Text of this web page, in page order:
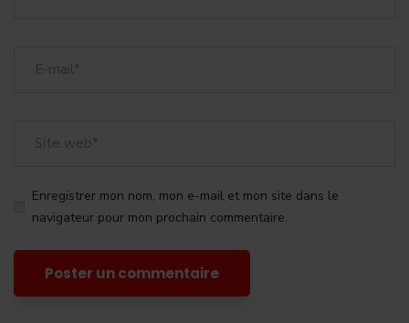
Enregistrer mon nom, mon e-mail et mon site dans le
navigateur pour mon prochain commentaire.